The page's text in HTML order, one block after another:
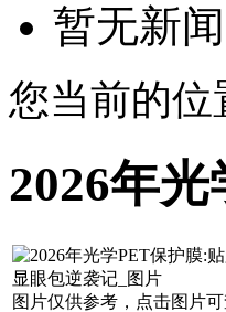
暂无新闻
您当前的位
2026年
图片仅供参考，点击图片